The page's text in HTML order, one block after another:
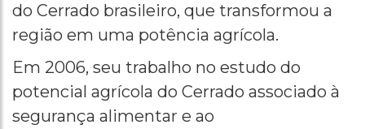
do Cerrado brasileiro, que transformou a
região em uma potência agrícola.
Em 2006, seu trabalho no estudo do
potencial agrícola do Cerrado associado à
segurança alimentar e ao